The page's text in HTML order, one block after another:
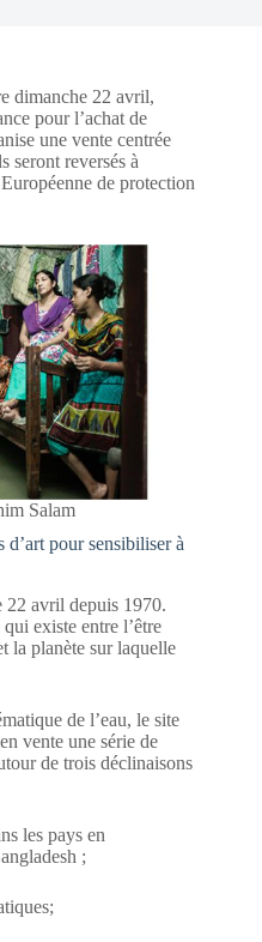
dimanche 22 avril,
pour l’achat de
une vente centrée
seront reversés à
de protection
Salam
d’art pour sensibiliser à
22 avril depuis 1970.
existe entre l’être
la planète sur laquelle
de l’eau, le site
vente une série de
de trois déclinaisons
les pays en
;